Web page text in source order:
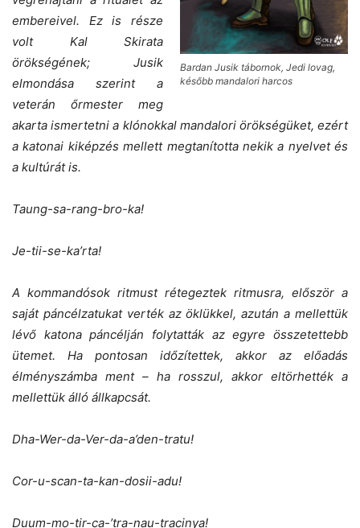
Bardan Jusik tábornok, Jedi lovag,
később mandalori harcos
embereivel. Ez is része
volt Kal Skirata
örökségének; Jusik
elmondása szerint a
veterán őrmester meg
akarta ismertetni a klónokkal mandalori örökségüket, ezért
a katonai kiképzés mellett megtanította nekik a nyelvet és
a kultúrát is.
Taung-sa-rang-bro-ka!
Je-tii-se-ka’rta!
A kommandósok ritmust rétegeztek ritmusra, először a
saját páncélzatukat verték az öklükkel, azután a mellettük
lévő katona páncélján folytatták az egyre összetettebb
ütemet. Ha pontosan időzítettek, akkor az előadás
élményszámba ment – ha rosszul, akkor eltörhették a
mellettük álló állkapcsát.
Dha-Wer-da-Ver-da-a’den-tratu!
Cor-u-scan-ta-kan-dosii-adu!
Duum-mo-tir-ca-’tra-nau-tracinya!